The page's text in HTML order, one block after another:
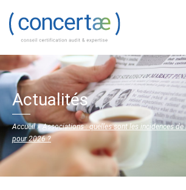
Actualités
Accueil»Associations : quelles sont les incidences de
pour 2026 ?